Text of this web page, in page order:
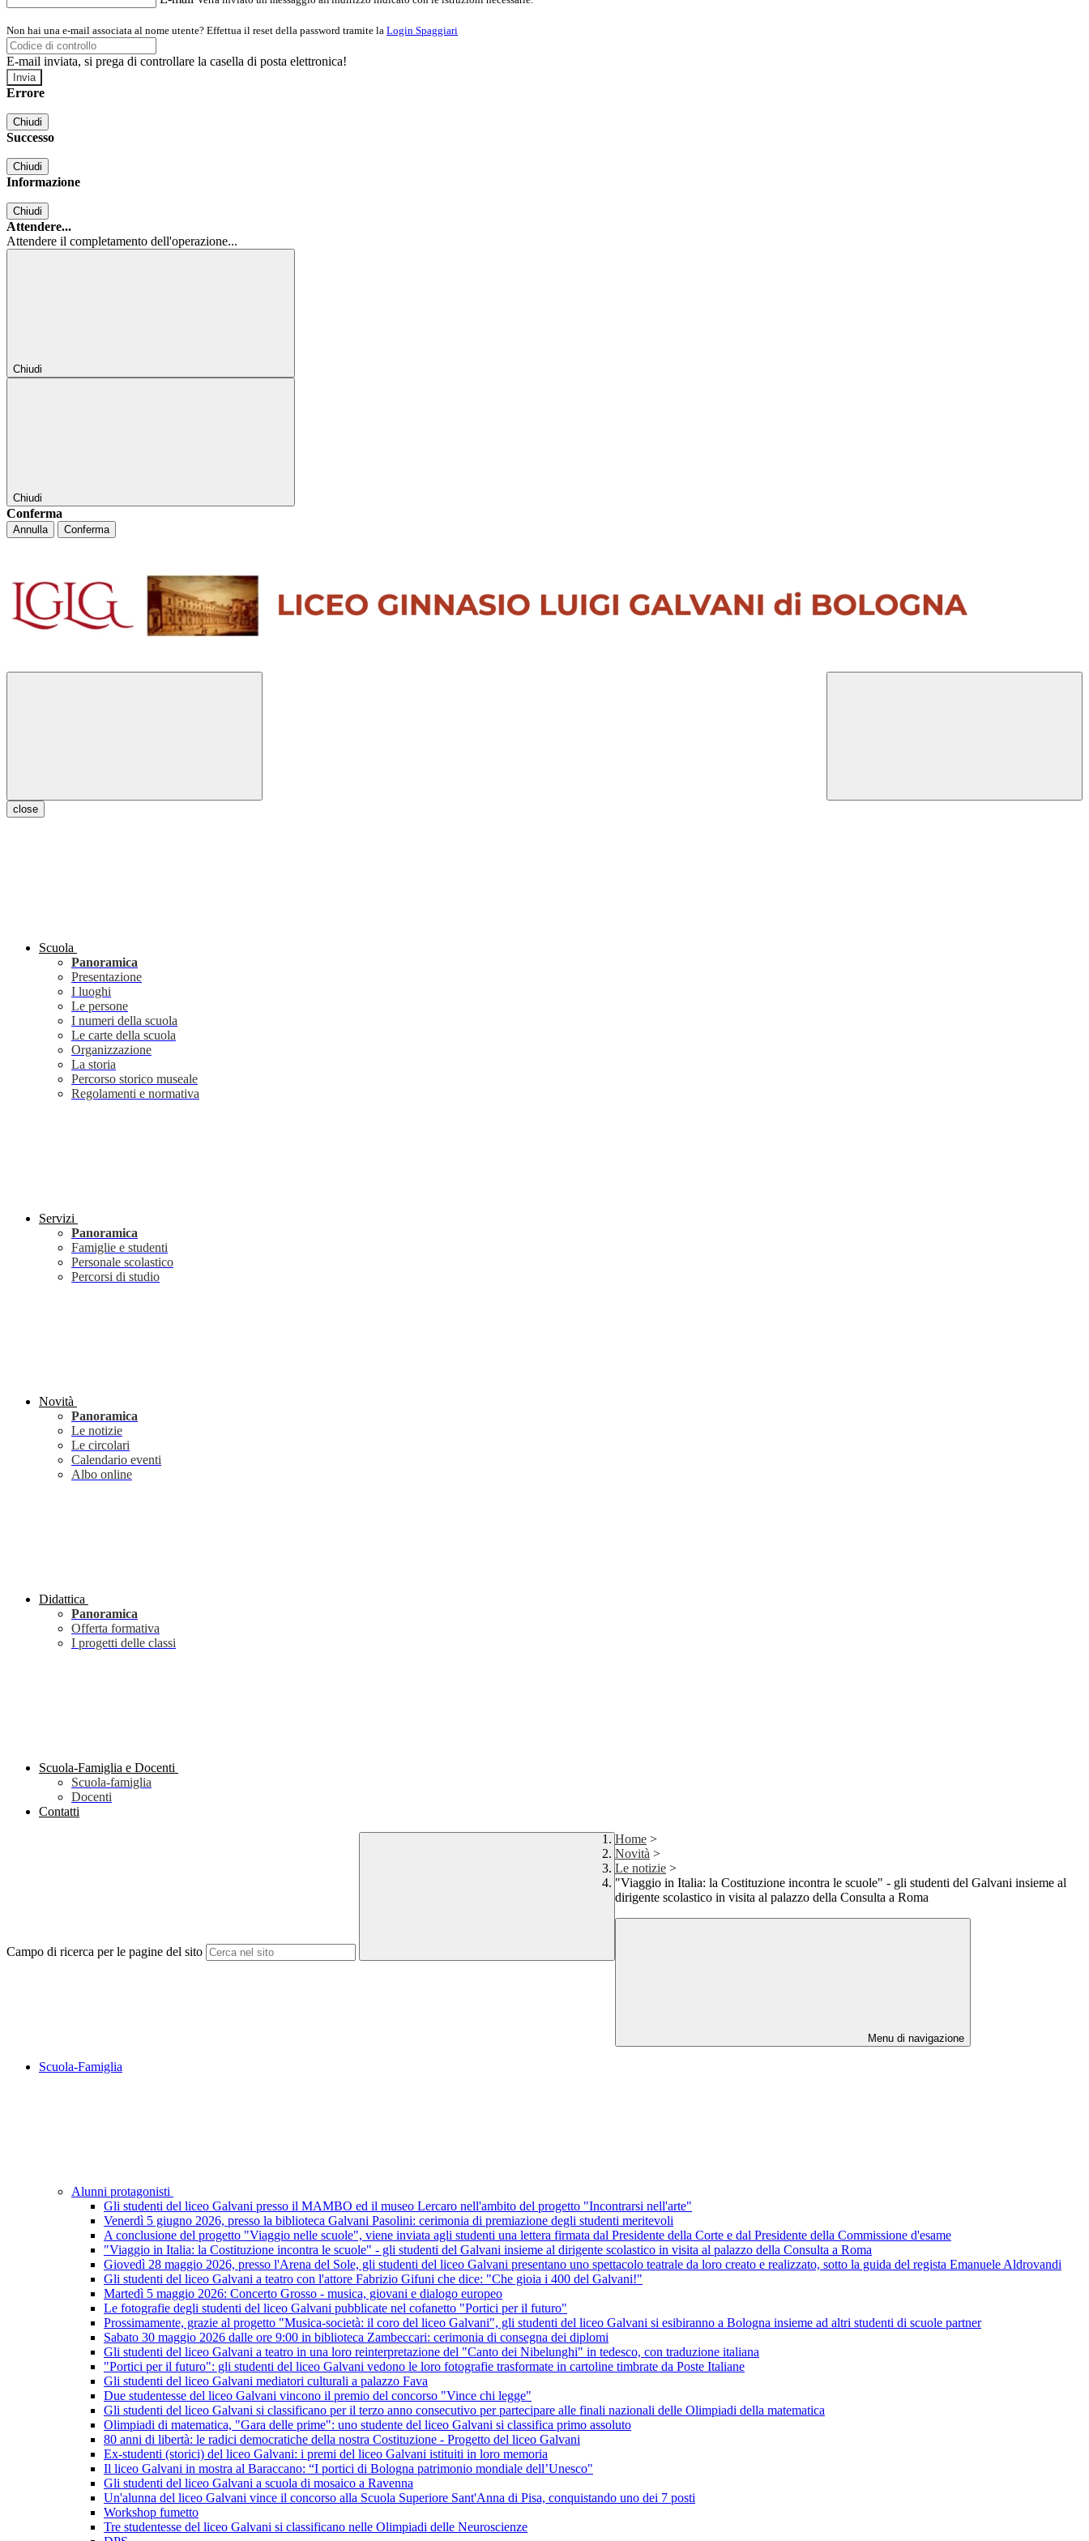
Non hai una e-mail associata al nome utente? Effettua il reset della password tramite la Login Spaggiari
E-mail inviata, si prega di controllare la casella di posta elettronica!
Errore
Chiudi
Successo
Chiudi
Informazione
Chiudi
Attendere...
Attendere il completamento dell'operazione...
Chiudi
Chiudi
Conferma
Annulla Conferma
close
Scuola
Panoramica
Presentazione
I luoghi
Le persone
I numeri della scuola
Le carte della scuola
Organizzazione
La storia
Percorso storico museale
Regolamenti e normativa
Servizi
Panoramica
Famiglie e studenti
Personale scolastico
Percorsi di studio
Novità
Panoramica
Le notizie
Le circolari
Calendario eventi
Albo online
Didattica
Panoramica
Offerta formativa
I progetti delle classi
Scuola-Famiglia e Docenti
Scuola-famiglia
Docenti
Contatti
Campo di ricerca per le pagine del sito
Home >
Novità >
Le notizie >
"Viaggio in Italia: la Costituzione incontra le scuole" - gli studenti del Galvani insieme al
dirigente scolastico in visita al palazzo della Consulta a Roma
Menu di navigazione
Scuola-Famiglia
Alunni protagonisti
Gli studenti del liceo Galvani presso il MAMBO ed il museo Lercaro nell'ambito del progetto "Incontrarsi nell'arte"
Venerdì 5 giugno 2026, presso la biblioteca Galvani Pasolini: cerimonia di premiazione degli studenti meritevoli
A conclusione del progetto "Viaggio nelle scuole", viene inviata agli studenti una lettera firmata dal Presidente della Corte e dal Presidente della Commissione d'esame
"Viaggio in Italia: la Costituzione incontra le scuole" - gli studenti del Galvani insieme al dirigente scolastico in visita al palazzo della Consulta a Roma
Giovedì 28 maggio 2026, presso l'Arena del Sole, gli studenti del liceo Galvani presentano uno spettacolo teatrale da loro creato e realizzato, sotto la guida del regista Emanuele Aldrovandi
Gli studenti del liceo Galvani a teatro con l'attore Fabrizio Gifuni che dice: "Che gioia i 400 del Galvani!"
Martedì 5 maggio 2026: Concerto Grosso - musica, giovani e dialogo europeo
Le fotografie degli studenti del liceo Galvani pubblicate nel cofanetto "Portici per il futuro"
Prossimamente, grazie al progetto "Musica-società: il coro del liceo Galvani", gli studenti del liceo Galvani si esibiranno a Bologna insieme ad altri studenti di scuole partner
Sabato 30 maggio 2026 dalle ore 9:00 in biblioteca Zambeccari: cerimonia di consegna dei diplomi
Gli studenti del liceo Galvani a teatro in una loro reinterpretazione del "Canto dei Nibelunghi" in tedesco, con traduzione italiana
"Portici per il futuro": gli studenti del liceo Galvani vedono le loro fotografie trasformate in cartoline timbrate da Poste Italiane
Gli studenti del liceo Galvani mediatori culturali a palazzo Fava
Due studentesse del liceo Galvani vincono il premio del concorso "Vince chi legge"
Gli studenti del liceo Galvani si classificano per il terzo anno consecutivo per partecipare alle finali nazionali delle Olimpiadi della matematica
Olimpiadi di matematica, "Gara delle prime": uno studente del liceo Galvani si classifica primo assoluto
80 anni di libertà: le radici democratiche della nostra Costituzione - Progetto del liceo Galvani
Ex-studenti (storici) del liceo Galvani: i premi del liceo Galvani istituiti in loro memoria
Il liceo Galvani in mostra al Baraccano: “I portici di Bologna patrimonio mondiale dell’Unesco"
Gli studenti del liceo Galvani a scuola di mosaico a Ravenna
Un'alunna del liceo Galvani vince il concorso alla Scuola Superiore Sant'Anna di Pisa, conquistando uno dei 7 posti
Workshop fumetto
Tre studentesse del liceo Galvani si classificano nelle Olimpiadi delle Neuroscienze